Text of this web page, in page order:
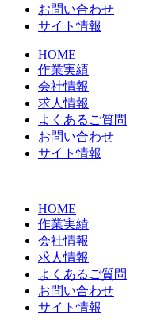
お問い合わせ
サイト情報
HOME
作業実績
会社情報
求人情報
よくあるご質問
お問い合わせ
サイト情報
HOME
作業実績
会社情報
求人情報
よくあるご質問
お問い合わせ
サイト情報